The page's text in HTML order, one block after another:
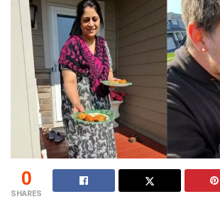
0
SHARES